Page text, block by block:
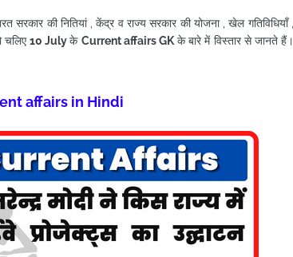
सरकार की नितियां , केंद्र व राज्य सरकार की योजना , खेल गतिविधियाँ ,
चलिए 10 July के Current affairsGK के बारे में विस्तार से जानते हैं।
affairs in Hindi